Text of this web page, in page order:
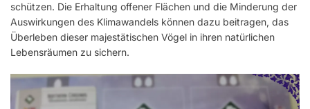
schützen. Die Erhaltung offener Flächen und die Minderung der
Auswirkungen des Klimawandels können dazu beitragen, das
Überleben dieser majestätischen Vögel in ihren natürlichen
Lebensräumen zu sichern.